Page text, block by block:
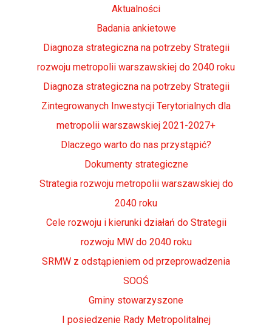
Aktualności
Badania ankietowe
Diagnoza strategiczna na potrzeby Strategii
rozwoju metropolii warszawskiej do 2040 roku
Diagnoza strategiczna na potrzeby Strategii
Zintegrowanych Inwestycji Terytorialnych dla
metropolii warszawskiej 2021-2027+
Dlaczego warto do nas przystąpić?
Dokumenty strategiczne
Strategia rozwoju metropolii warszawskiej do
2040 roku
Cele rozwoju i kierunki działań do Strategii
rozwoju MW do 2040 roku
SRMW z odstąpieniem od przeprowadzenia
SOOŚ
Gminy stowarzyszone
I posiedzenie Rady Metropolitalnej